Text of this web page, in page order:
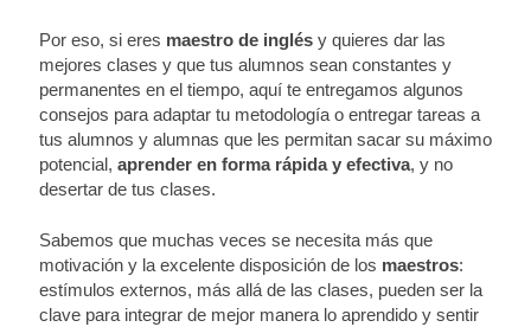
Por eso, si eres maestro de inglés y quieres dar las
mejores clases y que tus alumnos sean constantes y
permanentes en el tiempo, aquí te entregamos algunos
consejos para adaptar tu metodología o entregar tareas a
tus alumnos y alumnas que les permitan sacar su máximo
potencial, aprender en forma rápida y efectiva, y no
desertar de tus clases.
Sabemos que muchas veces se necesita más que
motivación y la excelente disposición de los maestros:
estímulos externos, más allá de las clases, pueden ser la
clave para integrar de mejor manera lo aprendido y sentir